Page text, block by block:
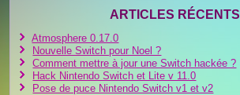
ARTICLES RÉCENTS
Atmosphere 0.17.0
Nouvelle Switch pour Noel ?
Comment mettre à jour une Switch hackée ?
Hack Nintendo Switch et Lite v 11.0
Pose de puce Nintendo Switch v1 et v2